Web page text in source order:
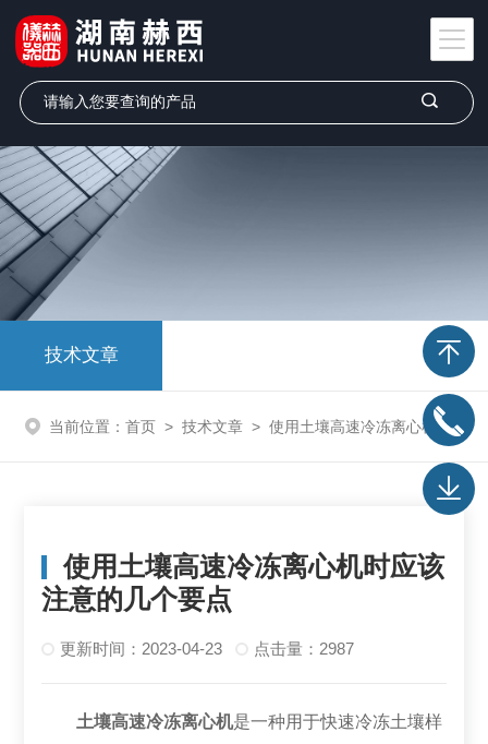
技术文章
当前位置： 首页 > 技术文章 > 使用土壤高速冷冻离心机时应该注意的几个要点
使用土壤高速冷冻离心机时应该
注意的几个要点
更新时间：2023-04-23 点击量：2987
土壤高速冷冻离心机是一种用于快速冷冻土壤样